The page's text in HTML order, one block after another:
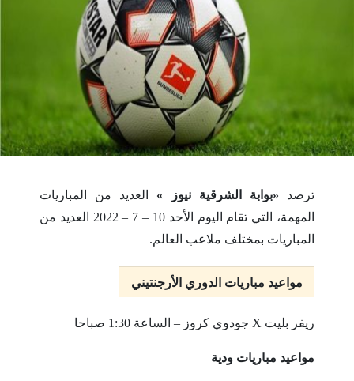
ترصد «بوابة الشرقية نيوز »العديد من المباريات
المهمة، التي تقام اليوم الأحد 10 – 7 – 2022 العديد من
المباريات بمختلف ملاعب العالم.
مواعيد مباريات الدوري الأرجنتيني
ريفر بليت X جودوي كروز – الساعة 1:30 صباحا
مواعيد مباريات ودية